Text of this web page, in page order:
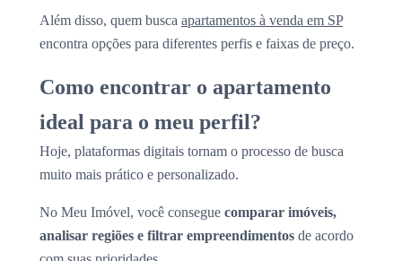
Além disso, quem busca apartamentos à venda em SP
encontra opções para diferentes perfis e faixas de preço.
Como encontrar o apartamento
ideal para o meu perfil?
Hoje, plataformas digitais tornam o processo de busca
muito mais prático e personalizado.
No Meu Imóvel, você consegue comparar imóveis,
analisar regiões e filtrar empreendimentos de acordo